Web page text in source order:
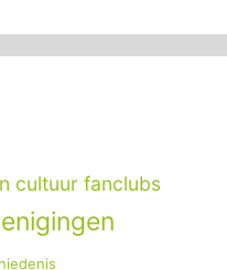
cultuur fanclubs